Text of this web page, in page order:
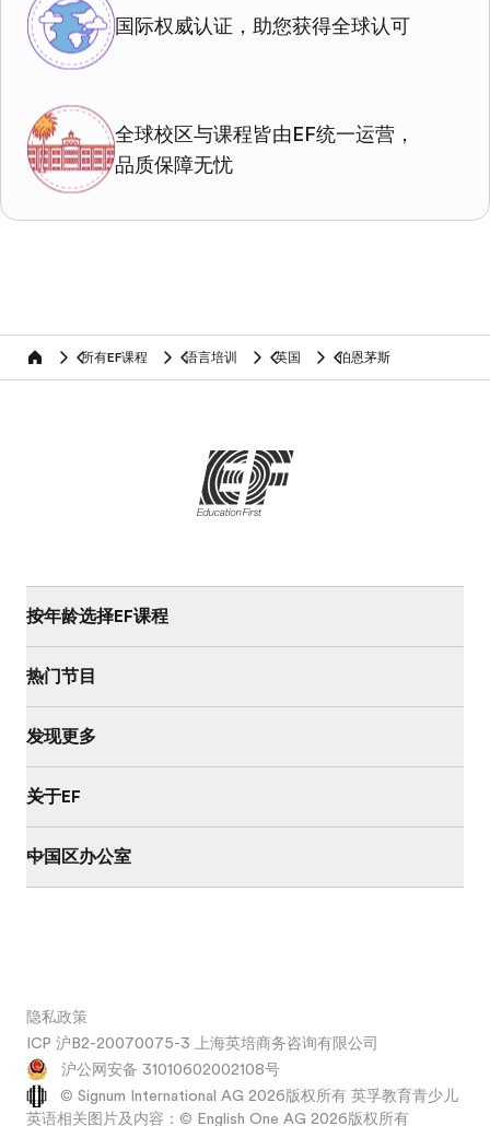
国际权威认证，助您获得全球认可
全球校区与课程皆由EF统一运营，
品质保障无忧
home 所有EF课程 语言培训 英国 伯恩茅斯
按年龄选择EF课程
热门节目
发现更多
关于EF
中国区办公室
隐私政策
ICP 沪B2-20070075-3 上海英培商务咨询有限公司
沪公网安备 31010602002108号
© Signum International AG 2026版权所有 英孚教育青少儿
英语相关图片及内容：© English One AG 2026版权所有